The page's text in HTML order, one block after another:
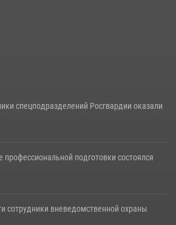
спецподразделений Росгвардии оказали
подготовки состоялся
сотрудники вневедомственной охраны